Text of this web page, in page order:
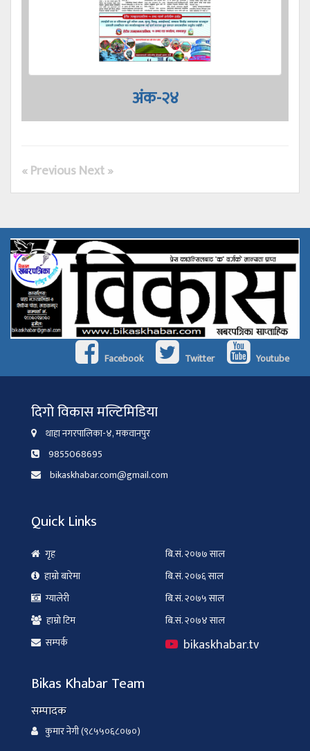
अंक-२४
« PreviousNext »
Facebook Twitter Youtube
दिगो विकास मल्टिमिडिया
थाहा नगरपालिका-४, मकवानपुर
9855068695
bikaskhabar.com@gmail.com
Quick Links
गृह
हाम्रो बारेमा
ग्यालेरी
हाम्रो टिम
सम्पर्क
बि.सं. २०७७ साल
बि.सं. २०७६ साल
बि.सं. २०७५ साल
बि.सं. २०७४ साल
bikaskhabar.tv
Bikas Khabar Team
सम्पादक
कुमार नेगी (९८५५०६८०७०)